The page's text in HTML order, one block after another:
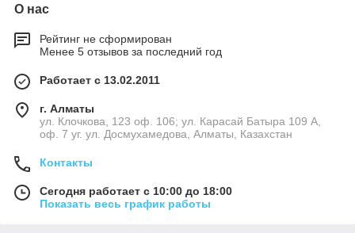
О нас
Рейтинг не сформирован
Менее 5 отзывов за последний год
Работает с 13.02.2011
г. Алматы
ул. Клочкова, 123 оф. 106; ул. Карасай Батыра 109 А,
оф. 7 уг. ул. Досмухамедова, Алматы, Казахстан
Контакты
Сегодня работает с 10:00 до 18:00
Показать весь график работы